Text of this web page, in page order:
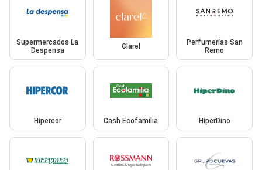
Supermercados La
Despensa
Clarel
Perfumerías San
Remo
Hipercor Cash Ecofamilia HiperDino